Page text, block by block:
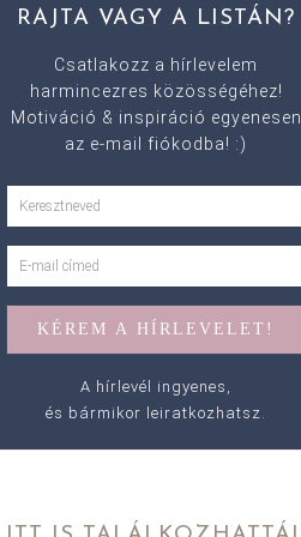
RAJTA VAGY A LISTÁN?
Csatlakozz a hírlevelem
harmincezres közösségéhez!
Motiváció & inspiráció egyenesen
az e-mail fiókodba! :)
A hírlevél ingyenes,
és bármikor leiratkozhatsz.